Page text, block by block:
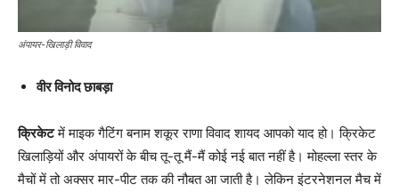
अंपायर-खिलाड़ी विवाद
वीर विनोद छाबड़ा
क्रिकेटमें माइक गैटिंग बनाम शकूर राणा विवाद शायद आपको याद हो। क्रिकेट
खिलाड़ियों और अंपायरों के बीच तू-तू मैं-मैं कोई नई बात नहीं है। मोहल्ला स्तर के
मैचों में तो अक्सर मार-पीट तक की नौबत आ जाती है। लेकिन इंटरनेशनल मैच में